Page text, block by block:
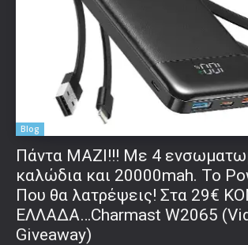
Blog
Πάντα ΜΑΖΙ!!! Με 4
καλώδια και 20000mah. Το
Που θα λατρέψεις! Στα 29€
ΕΛΛΑΔΑ…Charmast W2065
Giveaway)